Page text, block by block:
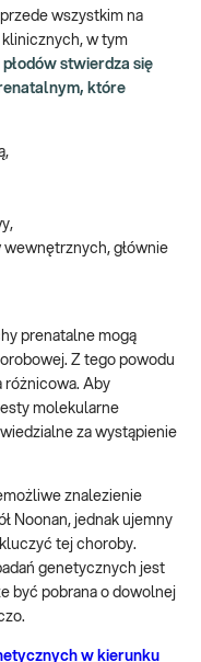
wszystkim na
w tym
płodów stwierdza się
które
wewnętrznych, głównie
prenatalne mogą
Z tego powodu
różnicowa. Aby
molekularne
za wystąpienie
znalezienie
Noonan, jednak ujemny
tej choroby.
genetycznych jest
być pobrana o dowolnej
w kierunku